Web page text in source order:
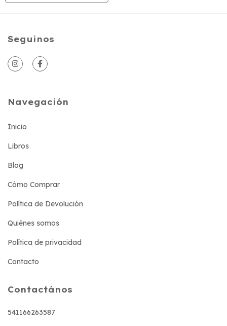
Seguinos
Navegación
Inicio
Libros
Blog
Cómo Comprar
Política de Devolución
Quiénes somos
Política de privacidad
Contacto
Contactános
541166263587